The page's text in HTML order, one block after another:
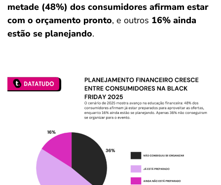
metade (48%) dos consumidores afirmam estar
com o orçamento pronto, e outros 16% ainda
estão se planejando.